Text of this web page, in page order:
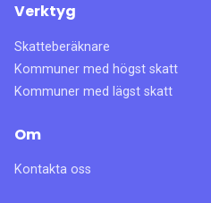
Verktyg
Skatteberäknare
Kommuner med högst skatt
Kommuner med lägst skatt
Om
Kontakta oss